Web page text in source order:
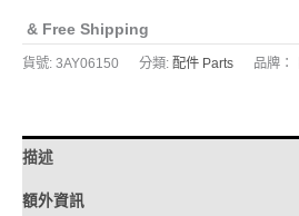
& Free Shipping
貨號: 3AY06150 分類: 配件 Parts 品牌：
描述
額外資訊